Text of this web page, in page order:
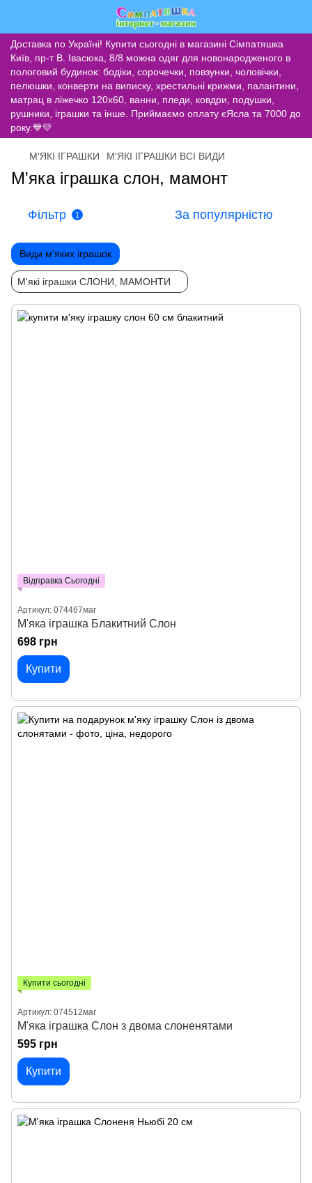
Доставка по Україні! Купити сьогодні в магазині Сімпатяшка
Київ, пр-т В. Івасюка, 8/8 можна одяг для новонародженого в
пологовий будинок: бодіки, сорочечки, повзунки, чоловічки,
пелюшки, конверти на виписку, хрестильні крижми, палантини,
матрац в ліжечко 120х60, ванни, пледи, ковдри, подушки,
рушники, іграшки та інше. Приймаємо оплату єЯсла та 7000 до
року.💙💛
М'ЯКІ ІГРАШКИ М'ЯКІ ІГРАШКИ ВСІ ВИДИ
М'яка іграшка слон, мамонт
Фільтр 1 За популярністю
Види м'яких іграшок
М'які іграшки СЛОНИ, МАМОНТИ
Відправка Сьогодні
Артикул: 074467маг
М'яка іграшка Блакитний Слон
698 грн
Купити
Купити сьогодні
Артикул: 074512маг
М'яка іграшка Слон з двома слоненятами
595 грн
Купити